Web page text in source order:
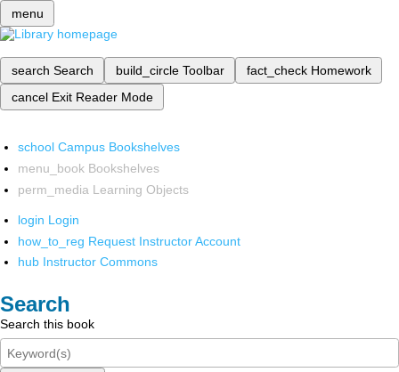
menu
search Search build_circle Toolbar fact_check Homework
cancel Exit Reader Mode
school Campus Bookshelves
menu_book Bookshelves
perm_media Learning Objects
login Login
how_to_reg Request Instructor Account
hub Instructor Commons
Search
Search this book